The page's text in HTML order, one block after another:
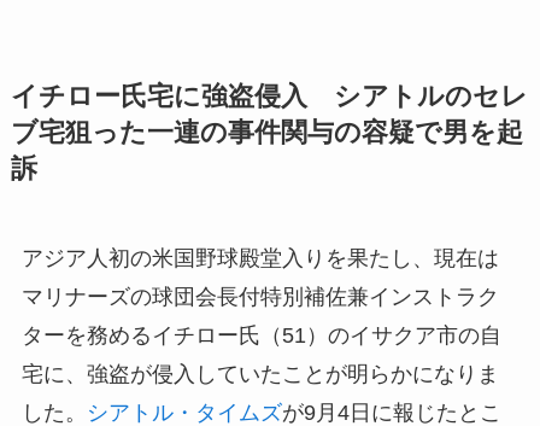
イチロー氏宅に強盗侵入 シアトルのセレ
ブ宅狙った一連の事件関与の容疑で男を起
訴
アジア人初の米国野球殿堂入りを果たし、現在は
マリナーズの球団会長付特別補佐兼インストラク
ターを務めるイチロー氏（51）のイサクア市の自
宅に、強盗が侵入していたことが明らかになりま
した。
シアトル・タイムズが9月4日に報じたとこ